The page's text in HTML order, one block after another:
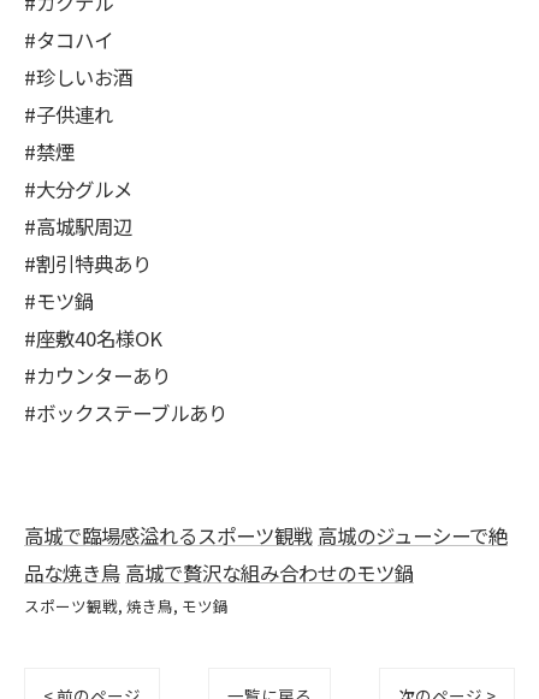
#タコハイ
#珍しいお酒
#子供連れ
#禁煙
#大分グルメ
#高城駅周辺
#割引特典あり
#モツ鍋
#座敷40名様OK
#カウンターあり
#ボックステーブルあり
高城で臨場感溢れるスポーツ観戦 高城のジューシーで絶
品な焼き鳥 高城で贅沢な組み合わせのモツ鍋
スポーツ観戦 焼き鳥 モツ鍋